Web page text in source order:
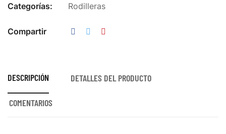
Categorías:
Rodilleras
Compartir
DESCRIPCIÓN DETALLES DEL PRODUCTO
COMENTARIOS